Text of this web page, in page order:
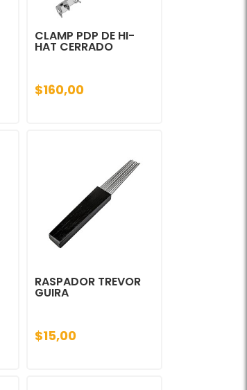
CLAMP PDP DE HI-
HAT CERRADO
$160,00
RASPADOR TREVOR
GUIRA
$15,00